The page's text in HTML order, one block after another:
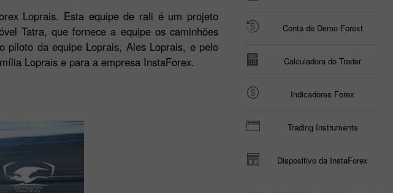
Loprais. Esta equipe de rali é um projeto
Tatra, que fornece a equipe os caminhões
piloto da equipe Loprais, Ales Loprais, e pelo
Loprais e para a empresa InstaForex.
Conta de Demo Forext
Calculadora do Trader
Indicadores Forex
Trading Instruments
Dispositivo da InstaForex